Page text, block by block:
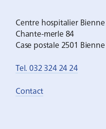
Centre hospitalier Bienne
Chante-merle 84
Case postale 2501 Bienne
Tel. 032 324 24 24
Contact